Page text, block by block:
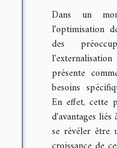
Dans un
l'optimisation
des
présente
besoins
En effet, cette
d'avantages
se révéler être